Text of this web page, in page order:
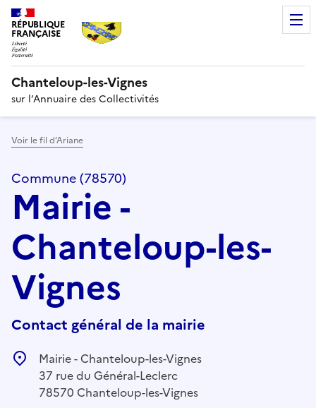
RÉPUBLIQUE
FRANÇAISE
Chanteloup-les-Vignes
sur l’Annuaire des Collectivités
Voir le fil d’Ariane
Commune (78570)
Mairie -
Chanteloup-les-
Vignes
Contact général de la mairie
Mairie - Chanteloup-les-Vignes
37 rue du Général-Leclerc
78570 Chanteloup-les-Vignes